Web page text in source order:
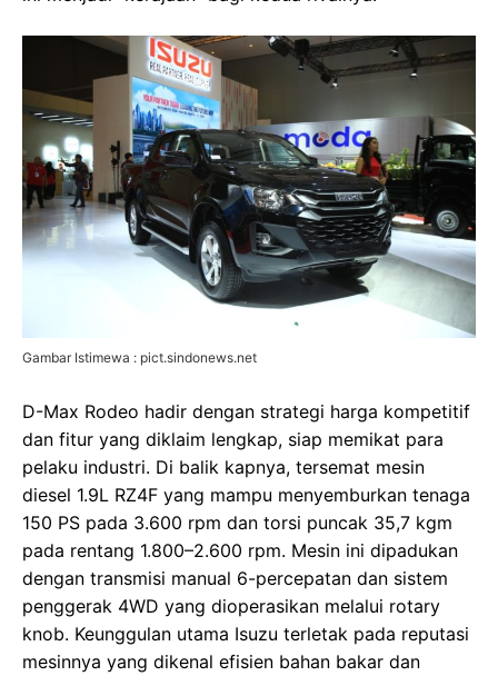
Gambar Istimewa : pict.sindonews.net
D-Max Rodeo hadir dengan strategi harga kompetitif
dan fitur yang diklaim lengkap, siap memikat para
pelaku industri. Di balik kapnya, tersemat mesin
diesel 1.9L RZ4F yang mampu menyemburkan tenaga
150 PS pada 3.600 rpm dan torsi puncak 35,7 kgm
pada rentang 1.800–2.600 rpm. Mesin ini dipadukan
dengan transmisi manual 6-percepatan dan sistem
penggerak 4WD yang dioperasikan melalui rotary
knob. Keunggulan utama Isuzu terletak pada reputasi
mesinnya yang dikenal efisien bahan bakar dan